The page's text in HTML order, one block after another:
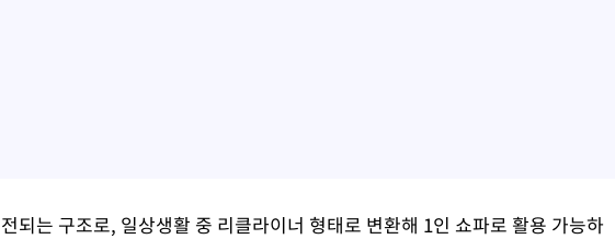
되는 구조로, 일상생활 중 리클라이너 형태로 변환해 1인 쇼파로 활용 가능하